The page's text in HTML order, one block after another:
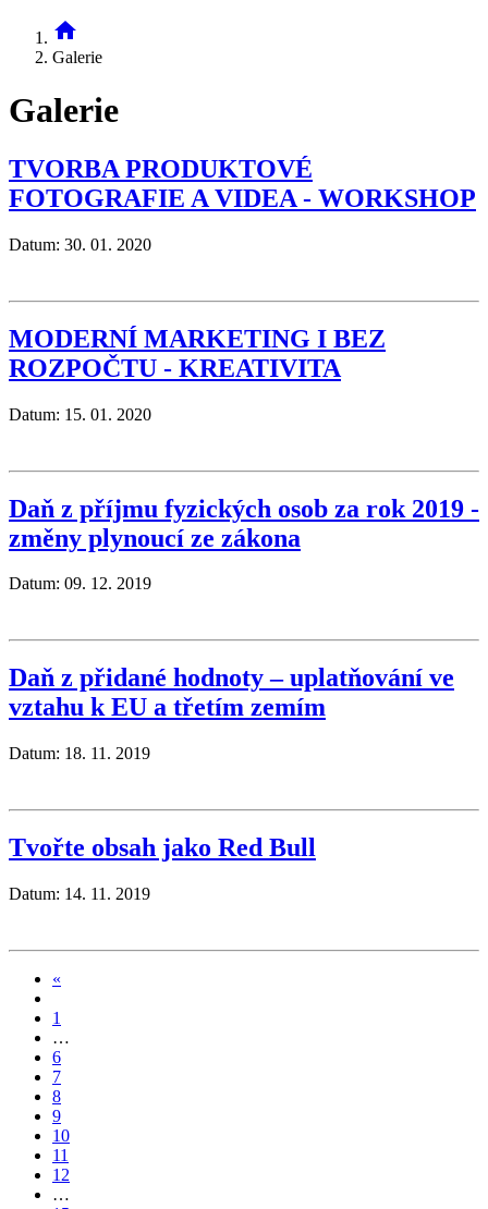
home
Galerie
Galerie
TVORBA PRODUKTOVÉ
FOTOGRAFIE A VIDEA - WORKSHOP
Datum: 30. 01. 2020
MODERNÍ MARKETING I BEZ
ROZPOČTU - KREATIVITA
Datum: 15. 01. 2020
Daň z příjmu fyzických osob za rok 2019 -
změny plynoucí ze zákona
Datum: 09. 12. 2019
Daň z přidané hodnoty – uplatňování ve
vztahu k EU a třetím zemím
Datum: 18. 11. 2019
Tvořte obsah jako Red Bull
Datum: 14. 11. 2019
«
1
…
6
7
8
9
10
11
12
…